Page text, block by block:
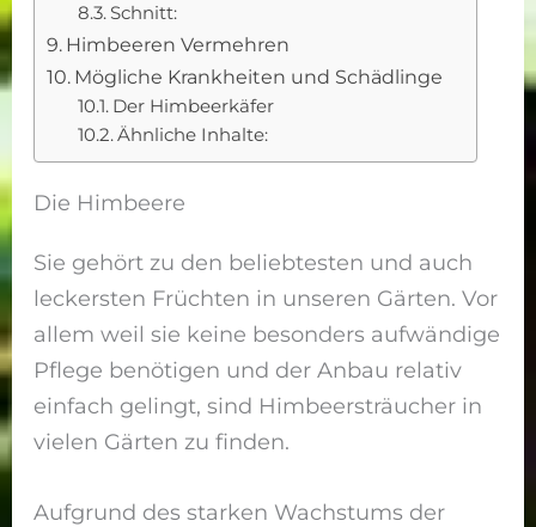
Schnitt:
Himbeeren Vermehren
Mögliche Krankheiten und Schädlinge
Der Himbeerkäfer
Ähnliche Inhalte:
Die Himbeere
Sie gehört zu den beliebtesten und auch
leckersten Früchten in unseren Gärten. Vor
allem weil sie keine besonders aufwändige
Pflege benötigen und der Anbau relativ
einfach gelingt, sind Himbeersträucher in
vielen Gärten zu finden.
Aufgrund des starken Wachstums der